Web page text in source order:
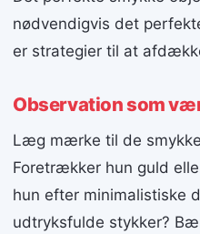
nødvendigvis det
er strategier til at
Observation som
Læg mærke til de
Foretrækker hun guld
hun efter minimalistiske
udtryksfulde stykker?